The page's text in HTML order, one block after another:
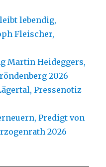
lebendig,
Fleischer,
Martin Heideggers,
2026
Pressenotiz
Predigt von
2026